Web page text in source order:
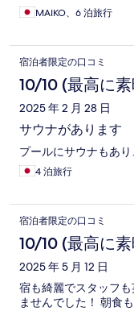
MAIKO、6 泊旅行
宿泊者限定の口コミ
10/10 (最高に
2025 年 2 月 28 日
サウナがあります
プールにサウナもあり
4 泊旅行
宿泊者限定の口コミ
10/10 (最高に
2025 年 5 月 12 日
宿も綺麗でスタッフ
ませんでした！ 朝食